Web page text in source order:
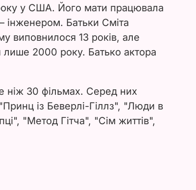
у США. Його мати працювала
інженером. Батьки Сміта
виповнилося 13 років, але
2000 року. Батько актора
ніж 30 фільмах. Серед них
із Беверлі-Гіллз", "Люди в
"Метод Гітча", "Сім життів",